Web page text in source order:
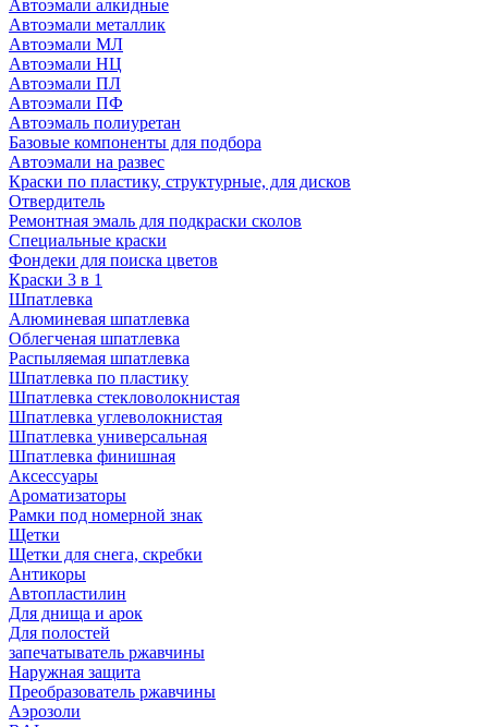
Автоэмали алкидные
Автоэмали металлик
Автоэмали МЛ
Автоэмали НЦ
Автоэмали ПЛ
Автоэмали ПФ
Автоэмаль полиуретан
Базовые компоненты для подбора
Автоэмали на развес
Краски по пластику, структурные, для дисков
Отвердитель
Ремонтная эмаль для подкраски сколов
Специальные краски
Фондеки для поиска цветов
Краски 3 в 1
Шпатлевка
Алюминевая шпатлевка
Облегченая шпатлевка
Распыляемая шпатлевка
Шпатлевка по пластику
Шпатлевка стекловолокнистая
Шпатлевка углеволокнистая
Шпатлевка универсальная
Шпатлевка финишная
Аксессуары
Ароматизаторы
Рамки под номерной знак
Щетки
Щетки для снега, скребки
Антикоры
Автопластилин
Для днища и арок
Для полостей
запечатыватель ржавчины
Наружная защита
Преобразователь ржавчины
Аэрозоли